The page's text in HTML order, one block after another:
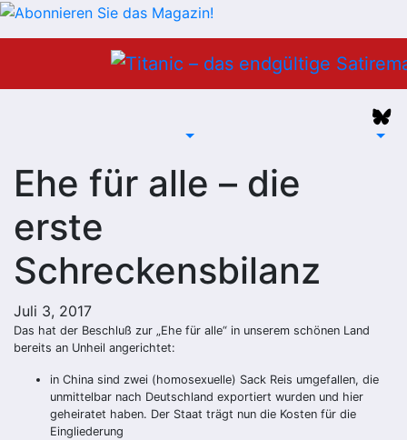
Ehe für alle – die
erste
Schreckensbilanz
Juli 3, 2017
Das hat der Beschluß zur „Ehe für alle“ in unserem schönen Land
bereits an Unheil angerichtet:
in China sind zwei (homosexuelle) Sack Reis umgefallen, die
unmittelbar nach Deutschland exportiert wurden und hier
geheiratet haben. Der Staat trägt nun die Kosten für die
Eingliederung